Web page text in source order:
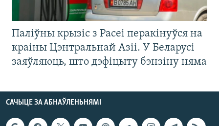
Паліўны крызіс з Расеі перакінуўся на
краіны Цэнтральнай Азіі. У Беларусі
заяўляюць, што дэфіцыту бэнзіну няма
САЧЫЦЕ ЗА АБНАЎЛЕНЬНЯМІ